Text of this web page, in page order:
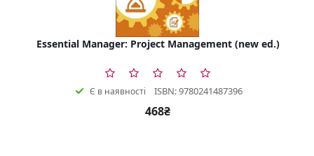
Essential Manager: Project Management (new ed.)
Є в наявності ISBN: 9780241487396
468₴